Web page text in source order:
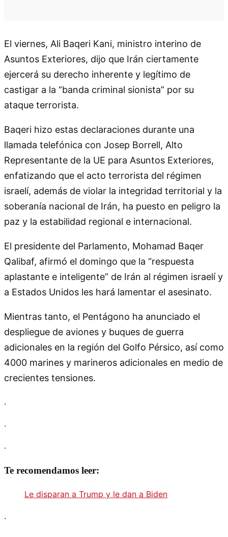
El viernes, Ali Baqeri Kani, ministro interino de
Asuntos Exteriores, dijo que Irán ciertamente
ejercerá su derecho inherente y legítimo de
castigar a la “banda criminal sionista” por su
ataque terrorista.
Baqeri hizo estas declaraciones durante una
llamada telefónica con Josep Borrell, Alto
Representante de la UE para Asuntos Exteriores,
enfatizando que el acto terrorista del régimen
israelí, además de violar la integridad territorial y la
soberanía nacional de Irán, ha puesto en peligro la
paz y la estabilidad regional e internacional.
El presidente del Parlamento, Mohamad Baqer
Qalibaf, afirmó el domingo que la “respuesta
aplastante e inteligente” de Irán al régimen israelí y
a Estados Unidos les hará lamentar el asesinato.
Mientras tanto, el Pentágono ha anunciado el
despliegue de aviones y buques de guerra
adicionales en la región del Golfo Pérsico, así como
4000 marines y marineros adicionales en medio de
crecientes tensiones.
.
.
.
Te recomendamos leer:
Le disparan a Trump y le dan a Biden
.